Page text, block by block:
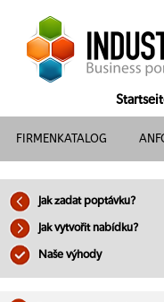
FIRMENKATALOG
Jak zadat poptávku?
Jak vytvořit nabídku?
Naše výhody